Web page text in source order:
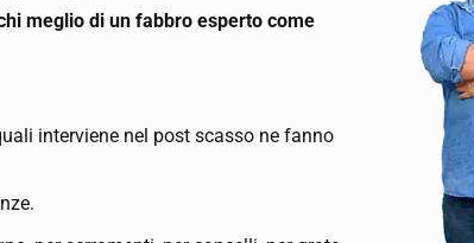
meglio di un fabbro esperto come
interviene nel post scasso ne fanno